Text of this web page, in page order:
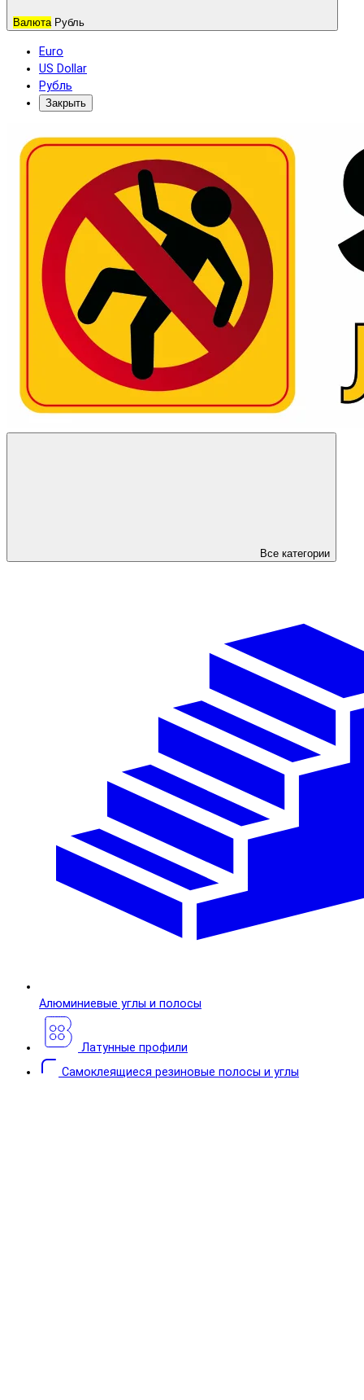
Валюта Рубль
Euro
US Dollar
Рубль
Закрыть
Все категории
Алюминиевые углы и полосы
Латунные профили
Самоклеящиеся резиновые полосы и углы